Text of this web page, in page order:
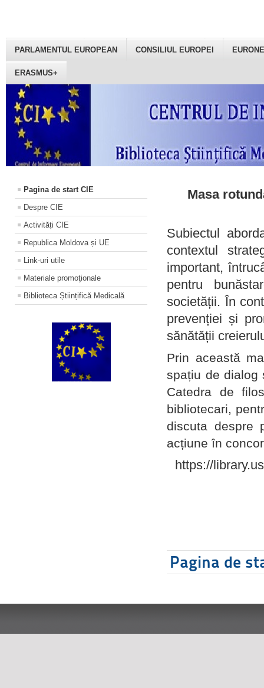
PARLAMENTUL EUROPEAN CONSILIUL EUROPEI
ERASMUS+
Pagina de start CIE
Despre CIE
Activități CIE
Republica Moldova și UE
Link-uri utile
Materiale promoţionale
Biblioteca Științifică Medicală
Masa
Subiectul
contextul
important,
pentru
societății. În
prevenției și
sănătății
Prin această
spațiu de dialog
Catedra de
bibliotecari,
discuta despre
acțiune în
https://
Pagina de